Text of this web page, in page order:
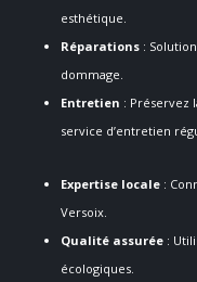
esthétique.
Réparations:
dommage.
Entretien : Préservez
service d’entretien
Expertise locale:
Versoix.
Qualité assurée:
écologiques.